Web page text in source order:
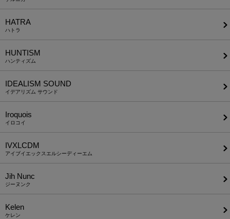
HATRA
ハトラ
HUNTISM
ハンティズム
IDEALISM SOUND
イデアリズム サウンド
Iroquois
イロコイ
IVXLCDM
アイブイエックスエルシーディーエム
Jih Nunc
ジーヌンク
Kelen
ケレン